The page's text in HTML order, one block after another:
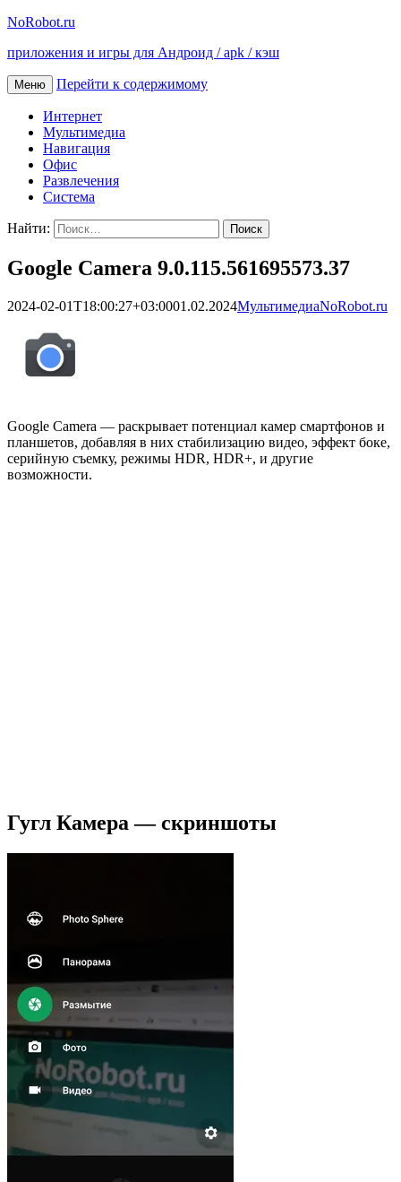
NoRobot.ru
приложения и игры для Андроид / apk / кэш
Меню Перейти к содержимому
Интернет
Мультимедиа
Навигация
Офис
Развлечения
Система
Найти:
Google Camera 9.0.115.561695573.37
2024-02-01T18:00:27+03:0001.02.2024МультимедиаNoRobot.ru
Google Camera — раскрывает потенциал камер смартфонов и
планшетов, добавляя в них стабилизацию видео, эффект боке,
серийную съемку, режимы HDR, HDR+, и другие
возможности.
Гугл Камера — скриншоты